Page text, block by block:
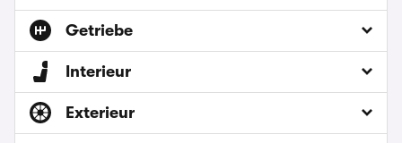
Getriebe
Interieur
Exterieur